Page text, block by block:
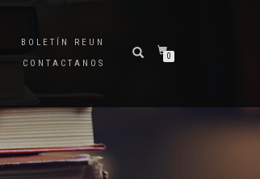
BOLETÍN REUN
CONTACTANOS
0